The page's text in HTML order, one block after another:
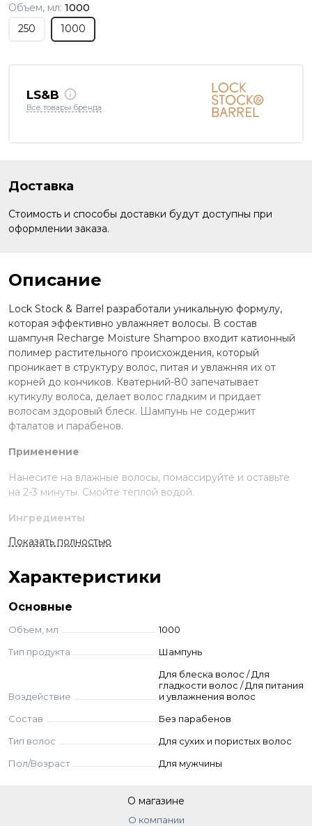
Объем, мл: 1000
250
1000
LS&B
Все товары бренда
Доставка
Стоимость и способы доставки будут доступны при
оформлении заказа.
Описание
Lock Stock & Barrel разработали уникальную формулу,
которая эффективно увлажняет волосы. В состав
шампуня Recharge Moisture Shampoo входит катионный
полимер растительного происхождения, который
проникает в структуру волос, питая и увлажняя их от
корней до кончиков. Кватерний-80 запечатывает
кутикулу волоса, делает волос гладким и придает
волосам здоровый блеск. Шампунь не содержит
фталатов и парабенов.
Применение
Нанесите на влажные волосы, помассируйте и оставьте
на 2-3 минуты. Смойте теплой водой.
Ингредиенты
Water (Agua), Sodium Laureth Silylate, Ammonium Laurel
Chloride, Polyquaternium – 10, Dimethicone copolyol,
Quaternium-80, Acetamide MEA, lactamide MEA, Citric
Acid, Limonene, Citral, Linalool, 2-Bromo-2-Nitropropane -1,
Nitromethane.
Показать полностью
Характеристики
Основные
Объем, мл
1000
Тип продукта
Шампунь
Воздействие
Для блеска волос / Для
гладкости волос / Для питания
и увлажнения волос
Состав
Без парабенов
Тип волос
Для сухих и пористых волос
Пол/Возраст
Для мужчины
О магазине
О компании